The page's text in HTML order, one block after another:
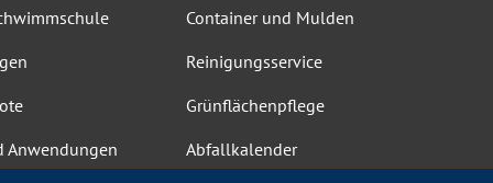
Anwendungen
Container und Mulden
Reinigungsservice
Grünflächenpflege
Abfallkalender